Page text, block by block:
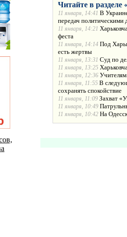
Читайте в разделе
11 января, 14:41 В
передач политическими
11 января, 14:21
феста
11 января, 14:14 Под
есть жертвы
11 января, 13:31 Суд по
11 января, 13:25
11 января, 12:36
11 января, 11:55 В
сохранять спокойствие
11 января, 11:09 Захват
11 января, 10:49
11 января, 10:42 На